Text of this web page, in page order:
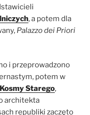
, a potem dla
Palazzo dei Priori
i przeprowadzono
potem w
Kosmy Starego,
architekta
republiki zaczęto